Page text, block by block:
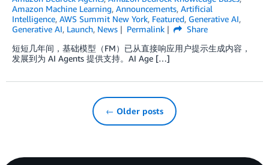
Amazon Machine Learning, Announcements, Artificial
Intelligence, AWS Summit New York, Featured, Generative AI,
Generative AI, Launch, News Permalink
Share
短短几年间，基础模型（FM）已从直接响应用户提示生成内容，
发展到为 AI Agents 提供支持。AI Age […]
← Older posts